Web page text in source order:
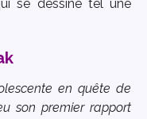
se dessine tel une
en quête de
son premier rapport